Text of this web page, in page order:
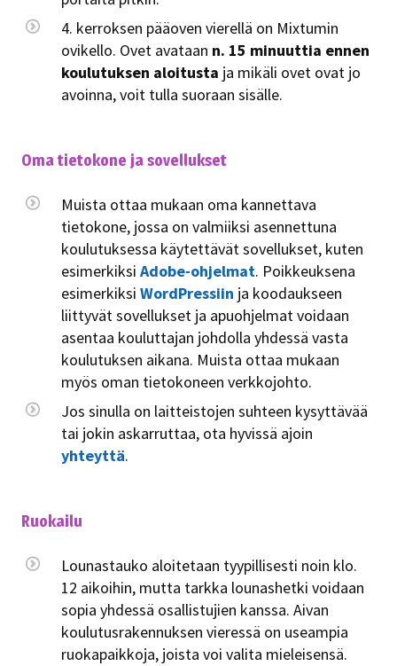
4. kerroksen pääoven vierellä on Mixtumin
ovikello. Ovet avataan n. 15 minuuttia ennen
koulutuksen aloitusta ja mikäli ovet ovat jo
avoinna, voit tulla suoraan sisälle.
Oma tietokone ja sovellukset
Muista ottaa mukaan oma kannettava
tietokone, jossa on valmiiksi asennettuna
koulutuksessa käytettävät sovellukset, kuten
esimerkiksiAdobe-ohjelmat. Poikkeuksena
esimerkiksiWordPressiin ja koodaukseen
liittyvät sovellukset ja apuohjelmat voidaan
asentaa kouluttajan johdolla yhdessä vasta
koulutuksen aikana. Muista ottaa mukaan
myös oman tietokoneen verkkojohto.
Jos sinulla on laitteistojen suhteen kysyttävää
tai jokin askarruttaa, ota hyvissä ajoin
yhteyttä.
Ruokailu
Lounastauko aloitetaan tyypillisesti noin klo.
12 aikoihin, mutta tarkka lounashetki voidaan
sopia yhdessä osallistujien kanssa. Aivan
koulutusrakennuksen vieressä on useampia
ruokapaikkoja, joista voi valita mieleisensä.